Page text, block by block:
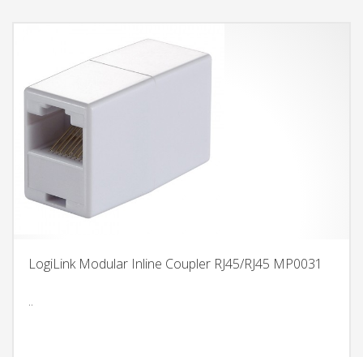
LogiLink Modular Inline Coupler RJ45/RJ45 MP0031
..